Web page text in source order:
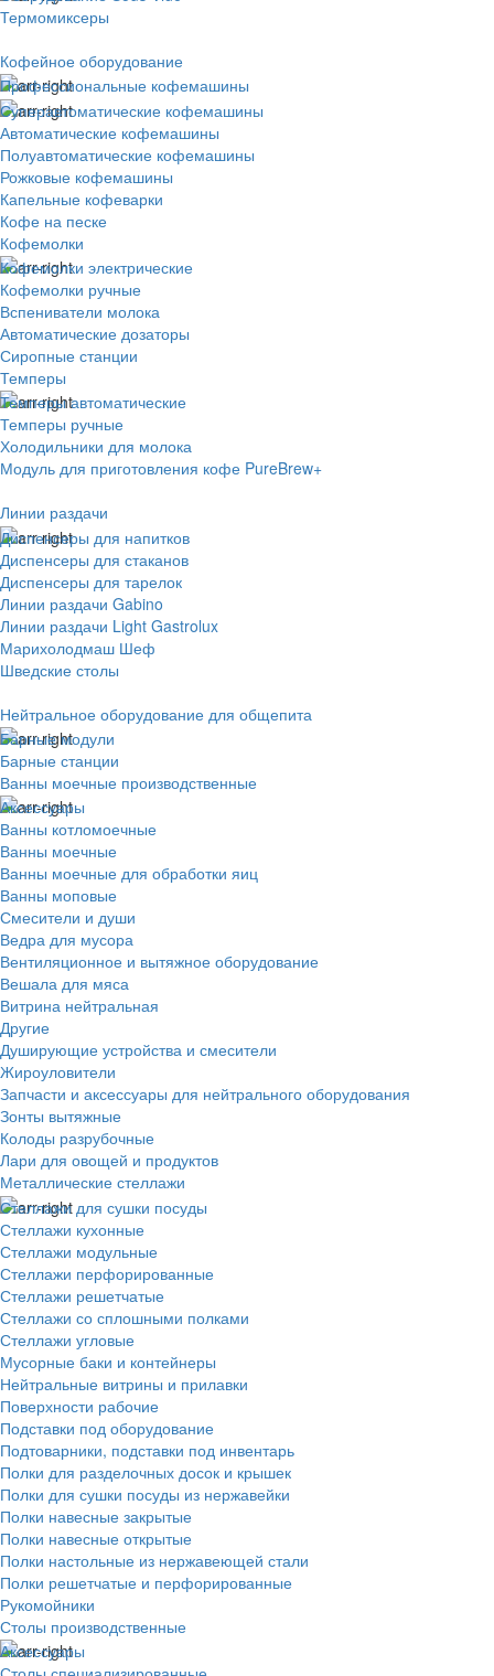
Термомиксеры
Кофейное оборудование
Профессиональные кофемашины
Суперавтоматические кофемашины
Автоматические кофемашины
Полуавтоматические кофемашины
Рожковые кофемашины
Капельные кофеварки
Кофе на песке
Кофемолки
Кофемолки электрические
Кофемолки ручные
Вспениватели молока
Автоматические дозаторы
Сиропные станции
Темперы
Темперы автоматические
Темперы ручные
Холодильники для молока
Модуль для приготовления кофе PureBrew+
Линии раздачи
Диспенсеры для напитков
Диспенсеры для стаканов
Диспенсеры для тарелок
Линии раздачи Gabino
Линии раздачи Light Gastrolux
Марихолодмаш Шеф
Шведские столы
Нейтральное оборудование для общепита
Барные модули
Барные станции
Ванны моечные производственные
Аксессуары
Ванны котломоечные
Ванны моечные
Ванны моечные для обработки яиц
Ванны моповые
Смесители и души
Ведра для мусора
Вентиляционное и вытяжное оборудование
Вешала для мяса
Витрина нейтральная
Другие
Душирующие устройства и смесители
Жироуловители
Запчасти и аксессуары для нейтрального оборудования
Зонты вытяжные
Колоды разрубочные
Лари для овощей и продуктов
Металлические стеллажи
Стеллажи для сушки посуды
Стеллажи кухонные
Стеллажи модульные
Стеллажи перфорированные
Стеллажи решетчатые
Стеллажи со сплошными полками
Стеллажи угловые
Мусорные баки и контейнеры
Нейтральные витрины и прилавки
Поверхности рабочие
Подставки под оборудование
Подтоварники, подставки под инвентарь
Полки для разделочных досок и крышек
Полки для сушки посуды из нержавейки
Полки навесные закрытые
Полки навесные открытые
Полки настольные из нержавеющей стали
Полки решетчатые и перфорированные
Рукомойники
Столы производственные
Аксессуары